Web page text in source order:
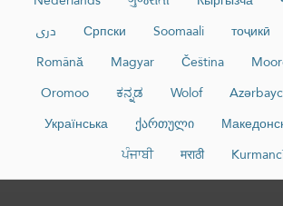
دری
Српски Soomaali тоҷикӣ
Română
Magyar Čeština
Oromoo
ಕನ್ನಡ Wolof
Українська
ქართული
ਪੰਜਾਬੀ
मराठी